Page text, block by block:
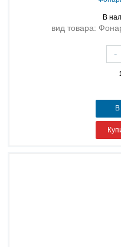
В
вид товара:
-